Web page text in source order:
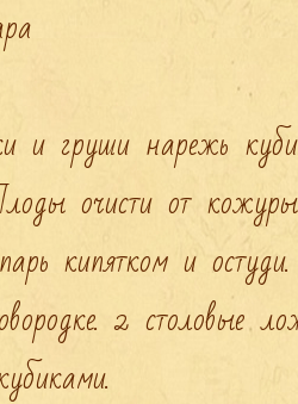
и груши нарежь
очисти от
кипятком и остуди.
2 столовые